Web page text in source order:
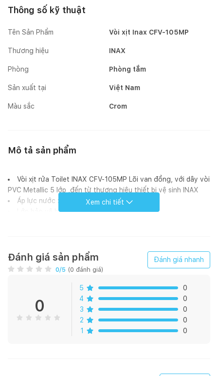
Thông số kỹ thuật
Tên Sản Phẩm Vòi xịt Inax CFV-105MP
Thương hiệu INAX
Phòng Phòng tắm
Sản xuất tại Việt Nam
Màu sắc Crom
Mô tả sản phẩm
Vòi xịt rửa Toilet INAX CFV-105MP Lõi van đồng, với dây vòi
PVC Metallic 5 lớp ,đến từ thương hiệu thiết bị vệ sinh INAX
Áp lực nước : 0.05 MPa ~ 0.75 MPa
Lớp bảo vệ bề mặt và lớp sơn xám bạc.
Sử dụng tiện lợi, độ bền vật liệu tốt, chống bị ăn mon, cổ
xoay 360 độ
Xem chi tiết
Đánh giá sản phẩm
0/5 (0 đánh giá)
Đánh giá nhanh
0
5
0
4
0
3
0
2
0
1
0